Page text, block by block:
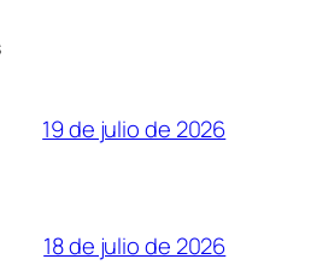
19 de julio de 2026
18 de julio de 2026